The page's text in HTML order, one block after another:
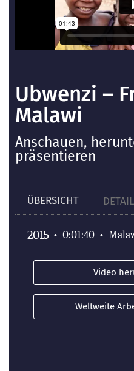
Ubwenzi –
Malawi
Anschauen,
präsentieren
ÜBERSICHT
2015 • 0:01:40 •
Video
Weltweite